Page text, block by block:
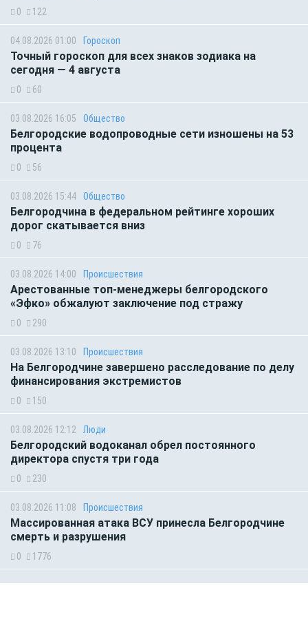
0 122
04.08.2026 01:00 Гороскоп
Точный гороскоп для всех знаков зодиака на
сегодня — 4 августа
0 60
03.08.2026 16:05 Общество
Белгородские водопроводные сети изношены на 53
процента
0 56
03.08.2026 15:44 Общество
Белгородчина в федеральном рейтинге хороших
дорог скатывается вниз
0 76
03.08.2026 14:00 Происшествия
Арестованные топ-менеджеры белгородского
«Эфко» обжалуют заключение под стражу
0 290
03.08.2026 13:10 Происшествия
На Белгородчине завершено расследование по делу
финансирования экстремистов
0 150
03.08.2026 12:12 Люди
Белгородский водоканал обрел постоянного
директора спустя три года
0 230
03.08.2026 11:08 Происшествия
Массированная атака ВСУ принесла Белгородчине
смерть и разрушения
0 1776